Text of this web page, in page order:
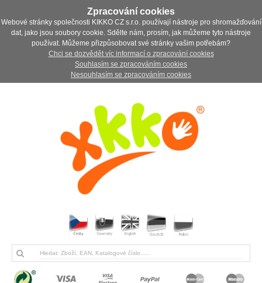
Zpracování cookies
Webové stránky společnosti KIKKO CZ s.r.o. používají nástroje pro shromažďování
dat, jako jsou soubory cookie. Sdělte nám, prosím, jak můžeme tyto nástroje
používat. Můžeme přizpůsobovat své stránky vašim potřebám?
Chci se dozvědět víc informací o zpracování cookies
Souhlasím se zpracováním cookies
Nesouhlasím se zpracováním cookies